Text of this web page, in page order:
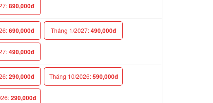
890,000đ
690,000đ Tháng 1/2027:490,000đ
490,000đ
290,000đ Tháng 10/2026:590,000đ
290,000đ